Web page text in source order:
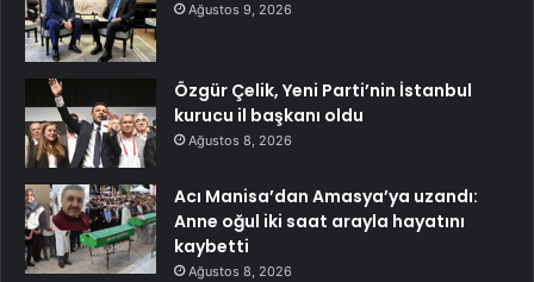
Ağustos 9, 2026
Özgür Çelik, Yeni Parti’nin İstanbul
kurucu il başkanı oldu
Ağustos 8, 2026
Acı Manisa’dan Amasya’ya uzandı:
Anne oğul iki saat arayla hayatını
kaybetti
Ağustos 8, 2026